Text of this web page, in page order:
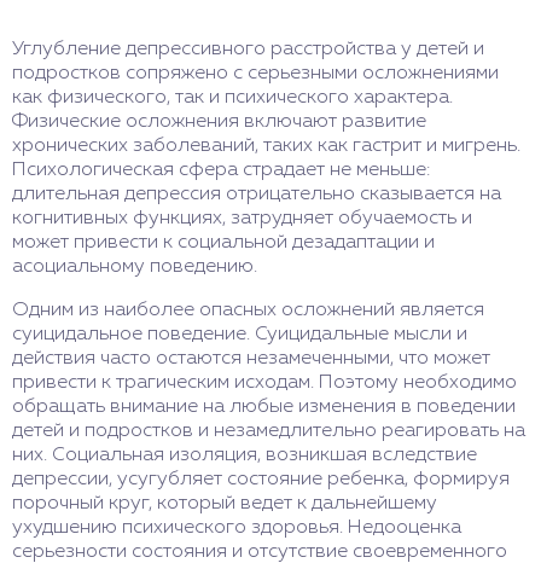
Углубление депрессивного расстройства у детей и
подростков сопряжено с серьезными осложнениями
как физического, так и психического характера.
Физические осложнения включают развитие
хронических заболеваний, таких как гастрит и мигрень.
Психологическая сфера страдает не меньше:
длительная депрессия отрицательно сказывается на
когнитивных функциях, затрудняет обучаемость и
может привести к социальной дезадаптации и
асоциальному поведению.
Одним из наиболее опасных осложнений является
суицидальное поведение. Суицидальные мысли и
действия часто остаются незамеченными, что может
привести к трагическим исходам. Поэтому необходимо
обращать внимание на любые изменения в поведении
детей и подростков и незамедлительно реагировать на
них. Социальная изоляция, возникшая вследствие
депрессии, усугубляет состояние ребенка, формируя
порочный круг, который ведет к дальнейшему
ухудшению психического здоровья. Недооценка
серьезности состояния и отсутствие своевременного